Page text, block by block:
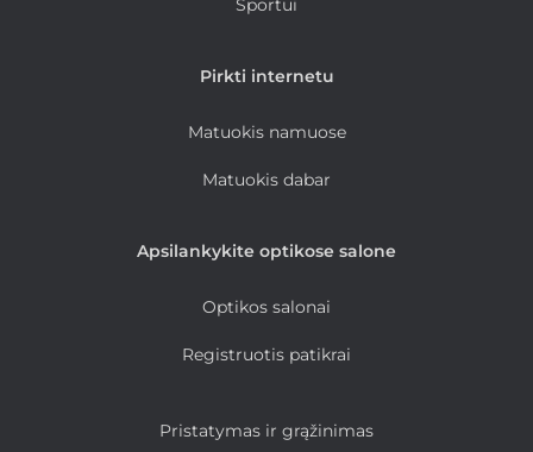
Sportui
Pirkti internetu
Matuokis namuose
Matuokis dabar
Apsilankykite optikose salone
Optikos salonai
Registruotis patikrai
Pristatymas ir grąžinimas